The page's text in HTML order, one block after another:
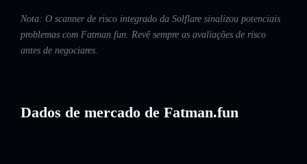
Nota: O scanner de risco integrado da Solflare sinalizou potenciais
problemas com Fatman.fun. Revê sempre as avaliações de risco
antes de negociares.
Dados de mercado de Fatman.fun